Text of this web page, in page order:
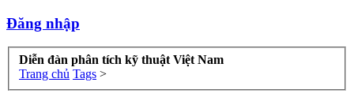
Đăng nhập
Diễn đàn phân tích kỹ thuật Việt Nam
Trang chủ Tags >